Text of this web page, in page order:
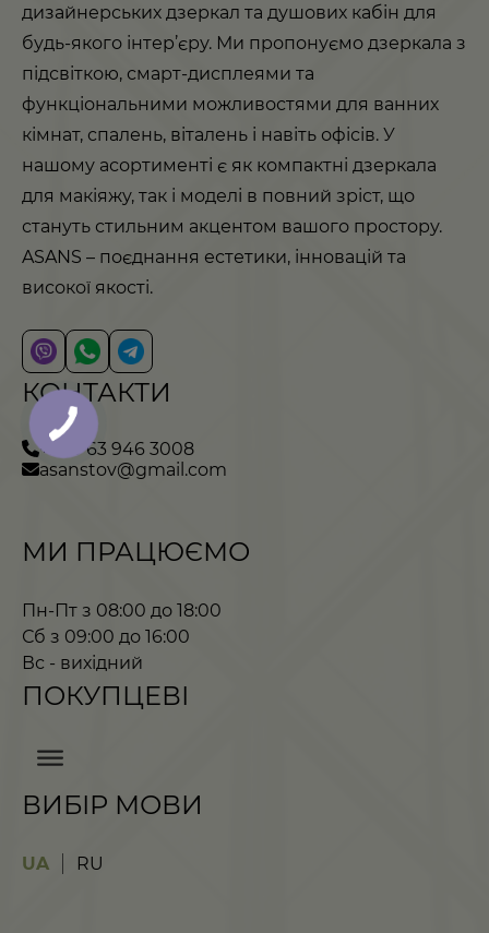
дизайнерських дзеркал та душових кабін для
будь-якого інтер’єру. Ми пропонуємо дзеркала з
підсвіткою, смарт-дисплеями та
функціональними можливостями для ванних
кімнат, спалень, віталень і навіть офісів. У
нашому асортименті є як компактні дзеркала
для макіяжу, так і моделі в повний зріст, що
стануть стильним акцентом вашого простору.
ASANS – поєднання естетики, інновацій та
високої якості.
КОНТАКТИ
+380 63 946 3008
asanstov@gmail.com
МИ ПРАЦЮЄМО
Пн-Пт з 08:00 до 18:00
Сб з 09:00 до 16:00
Вс - вихідний
ПОКУПЦЕВІ
ВИБІР МОВИ
UA RU